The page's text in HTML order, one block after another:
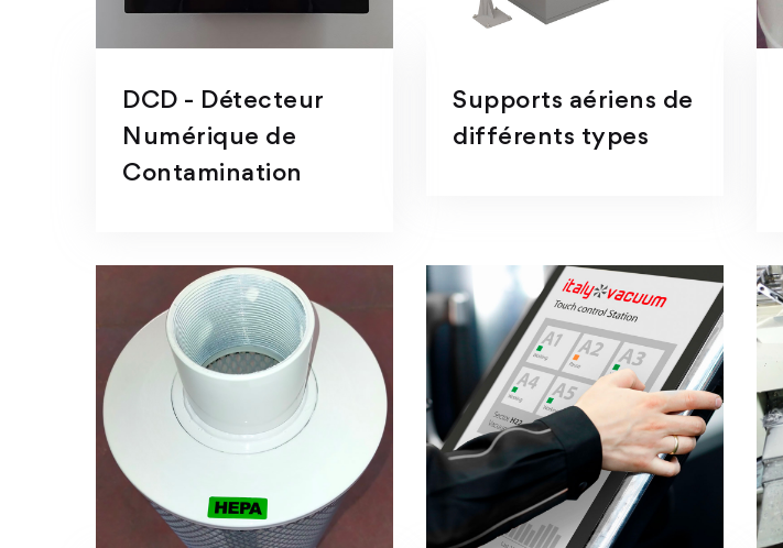
DCD - Détecteur
Numérique de
Contamination
Supports aériens de
différents types